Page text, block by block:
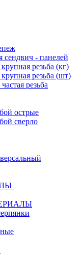
сендвич - панелей
резьба (кг)
резьба (шт)
резьба
острые
сверло